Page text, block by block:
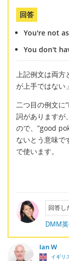
回答
You're not
You don't
上記例文は両
が上手ではない
二つ目の例文に
詞がありますが
ので、”good
ないとう意味で
で使います。
回答し
DMM
Ian W
イギリ